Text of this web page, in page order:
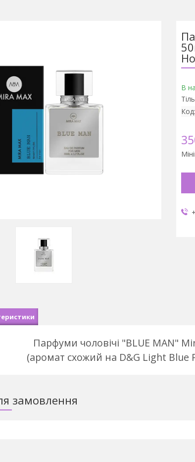
В
Код:
Парфуми чоловічі "BLUE MAN"
(аромат схожий на D&G Light Blue
замовлення